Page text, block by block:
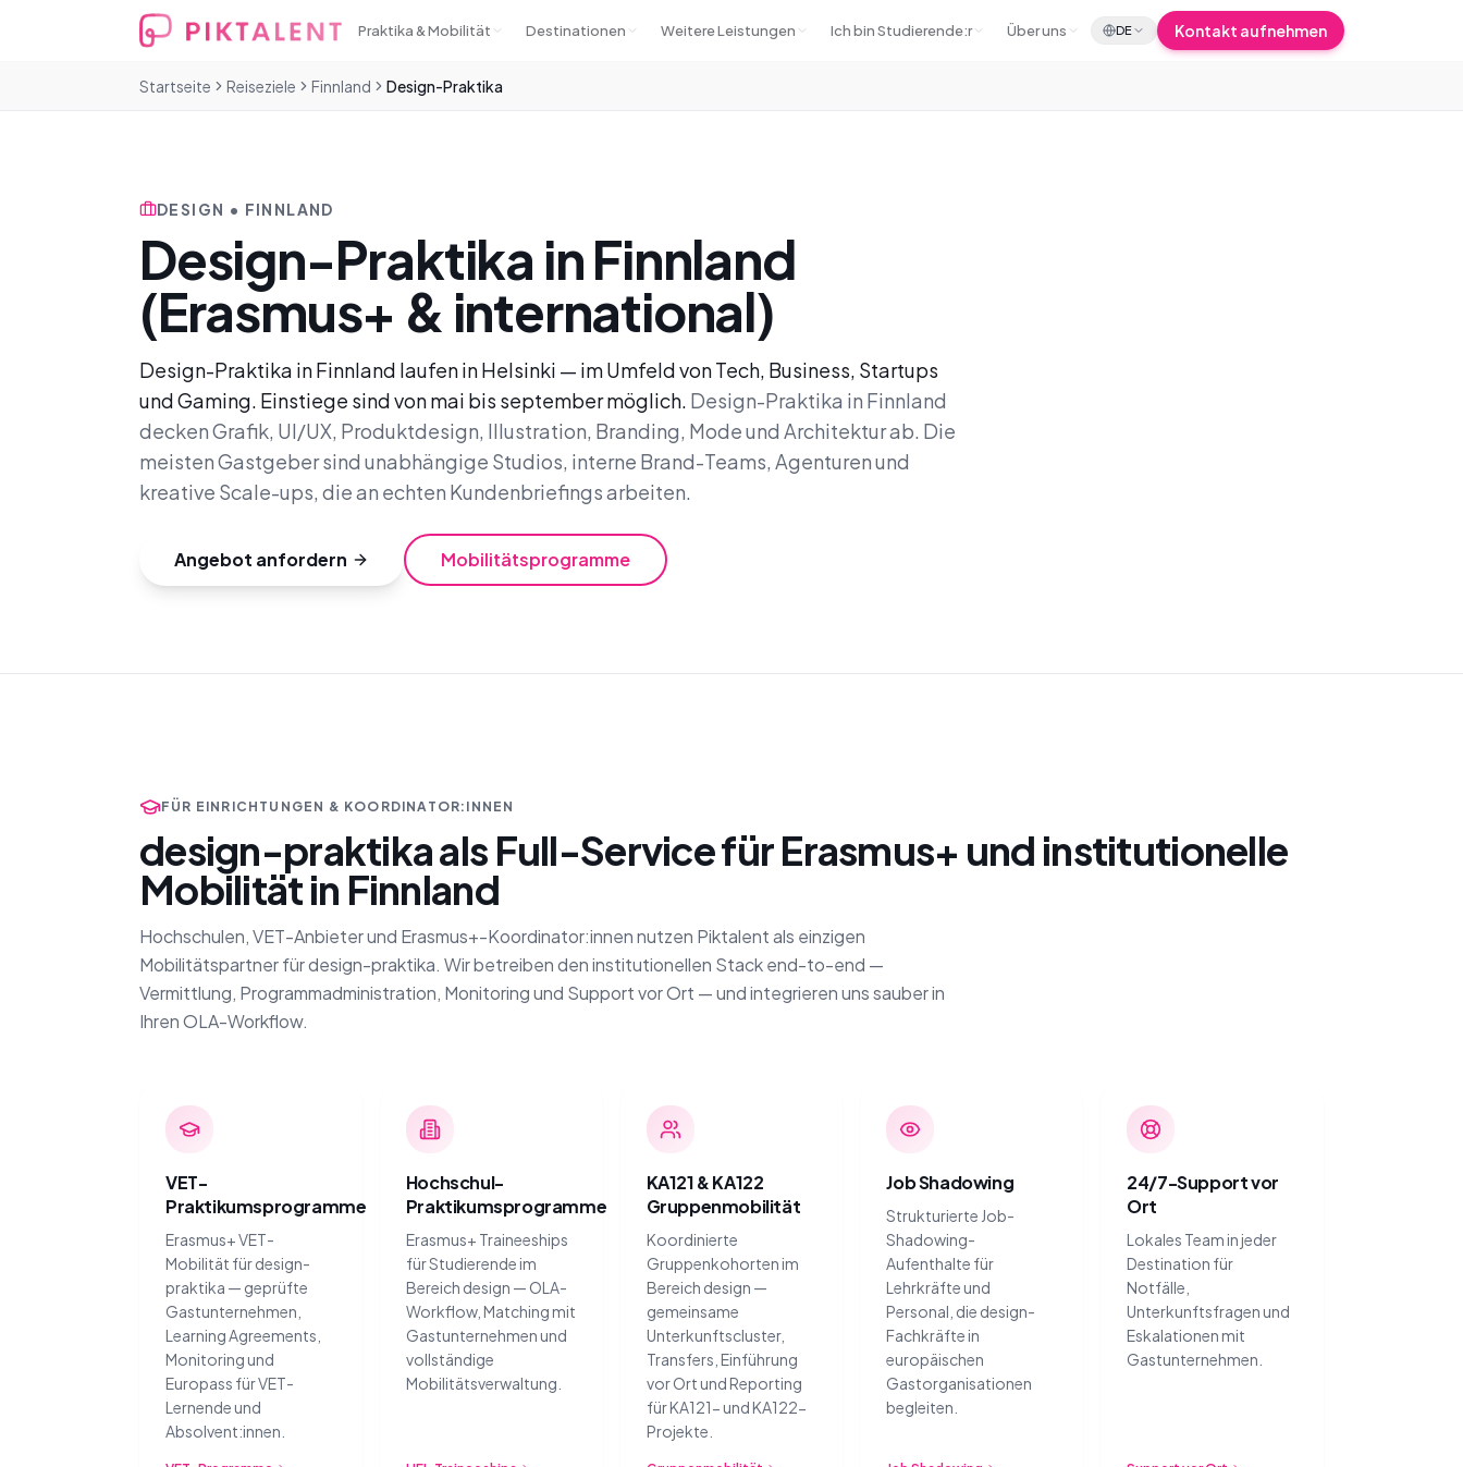
Praktika & Mobilität Destinationen Weitere Leistungen Ich bin Studierende:r Über uns DE Kontakt aufnehmen
Startseite Reiseziele Finnland Design-Praktika
DESIGN • FINNLAND
Design-Praktika in Finnland
(Erasmus+ & international)
Design-Praktika in Finnland laufen in Helsinki — im Umfeld von Tech, Business, Startups
und Gaming. Einstiege sind von mai bis september möglich. Design-Praktika in Finnland
decken Grafik, UI/UX, Produktdesign, Illustration, Branding, Mode und Architektur ab. Die
meisten Gastgeber sind unabhängige Studios, interne Brand-Teams, Agenturen und
kreative Scale-ups, die an echten Kundenbriefings arbeiten.
Angebot anfordern Mobilitätsprogramme
FÜR EINRICHTUNGEN & KOORDINATOR:INNEN
design-praktika als Full-Service für Erasmus+ und institutionelle
Mobilität in Finnland
Hochschulen, VET-Anbieter und Erasmus+-Koordinator:innen nutzen Piktalent als einzigen
Mobilitätspartner für design-praktika. Wir betreiben den institutionellen Stack end-to-end —
Vermittlung, Programmadministration, Monitoring und Support vor Ort — und integrieren uns sauber in
Ihren OLA-Workflow.
VET-
Praktikumsprogramme
Erasmus+ VET-
Mobilität für design-
praktika — geprüfte
Gastunternehmen,
Learning Agreements,
Monitoring und
Europass für VET-
Lernende und
Absolvent:innen.
Hochschul-
Praktikumsprogramme
Erasmus+ Traineeships
für Studierende im
Bereich design — OLA-
Workflow, Matching mit
Gastunternehmen und
vollständige
Mobilitätsverwaltung.
KA121 & KA122
Gruppenmobilität
Koordinierte
Gruppenkohorten im
Bereich design —
gemeinsame
Unterkunftscluster,
Transfers, Einführung
vor Ort und Reporting
für KA121- und KA122-
Projekte.
Job Shadowing
Strukturierte Job-
Shadowing-
Aufenthalte für
Lehrkräfte und
Personal, die design-
Fachkräfte in
europäischen
Gastorganisationen
begleiten.
24/7-Support vor
Ort
Lokales Team in jeder
Destination für
Notfälle,
Unterkunftsfragen und
Eskalationen mit
Gastunternehmen.